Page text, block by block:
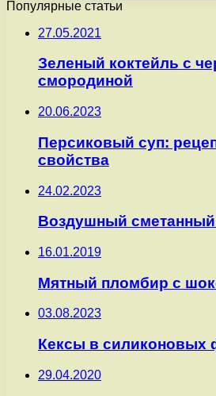
Популярные статьи
27.05.2021
Зеленый коктейль с
смородиной
20.06.2023
Персиковый суп:
свойства
24.02.2023
Воздушный сметанный
16.01.2019
Мятный пломбир с
03.08.2023
Кексы в силиконовых
29.04.2020